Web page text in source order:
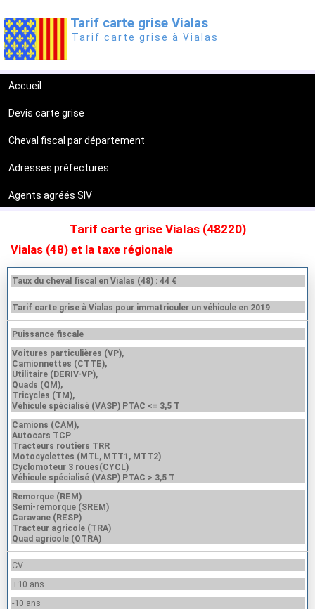
Tarif carte grise Vialas
Tarif carte grise à Vialas
Accueil
Devis carte grise
Cheval fiscal par département
Adresses préfectures
Agents agréés SIV
Tarif carte grise Vialas (48220)
Vialas (48) et la taxe régionale
Taux du cheval fiscal en Vialas (48) : 44 €
Tarif carte grise à Vialas pour immatriculer un véhicule en 2019
Puissance fiscale
Voitures particulières (VP),
Camionnettes (CTTE),
Utilitaire (DERIV-VP),
Quads (QM),
Tricycles (TM),
Véhicule spécialisé (VASP) PTAC <= 3,5 T
Camions (CAM),
Autocars TCP
Tracteurs routiers TRR
Motocyclettes (MTL, MTT1, MTT2)
Cyclomoteur 3 roues(CYCL)
Véhicule spécialisé (VASP) PTAC > 3,5 T
Remorque (REM)
Semi-remorque (SREM)
Caravane (RESP)
Tracteur agricole (TRA)
Quad agricole (QTRA)
CV
+10 ans
-10 ans